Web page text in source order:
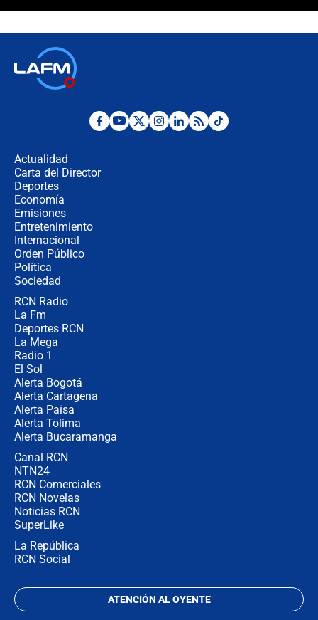
Desde dermatitis hasta infecciones:
Actualidad
Carta del Director
Deportes
Economía
Emisiones
Entretenimiento
Internacional
Orden Público
Política
Sociedad
RCN Radio
La Fm
Deportes RCN
La Mega
Radio 1
El Sol
Alerta Bogotá
Alerta Cartagena
Alerta Paisa
Alerta Tolima
Alerta Bucaramanga
Canal RCN
NTN24
RCN Comerciales
RCN Novelas
Noticias RCN
SuperLike
La República
RCN Social
ATENCIÓN AL OYENTE